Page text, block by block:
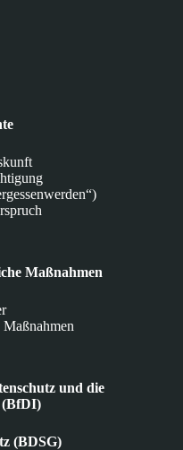
Maßnahmen
und die
(BfDI)
(BDSG)